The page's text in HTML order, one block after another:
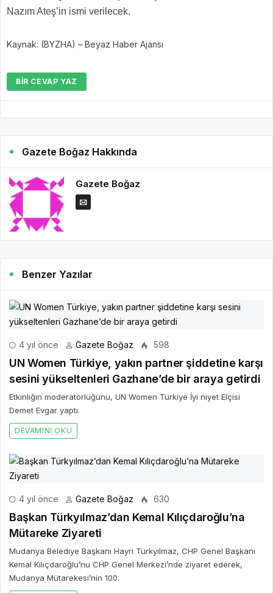
Nazım Ateş’in ismi verilecek.
Kaynak: (BYZHA) – Beyaz Haber Ajansı
BIR CEVAP YAZ
Gazete Boğaz Hakkında
Gazete Boğaz
Benzer Yazılar
4 yıl önce Gazete Boğaz 598
UN Women Türkiye, yakın partner şiddetine karşı
sesini yükseltenleri Gazhane’de bir araya getirdi
Etkinliğin moderatörlüğünü, UN Women Türkiye İyi niyet Elçisi
Demet Evgar yaptı.
DEVAMINI OKU
4 yıl önce Gazete Boğaz 630
Başkan Türkyılmaz’dan Kemal Kılıçdaroğlu’na
Mütareke Ziyareti
Mudanya Belediye Başkanı Hayri Türkyılmaz, CHP Genel Başkanı
Kemal Kılıçdaroğlu’nu CHP Genel Merkezi’nde ziyaret ederek,
Mudanya Mütarekesi’nin 100.